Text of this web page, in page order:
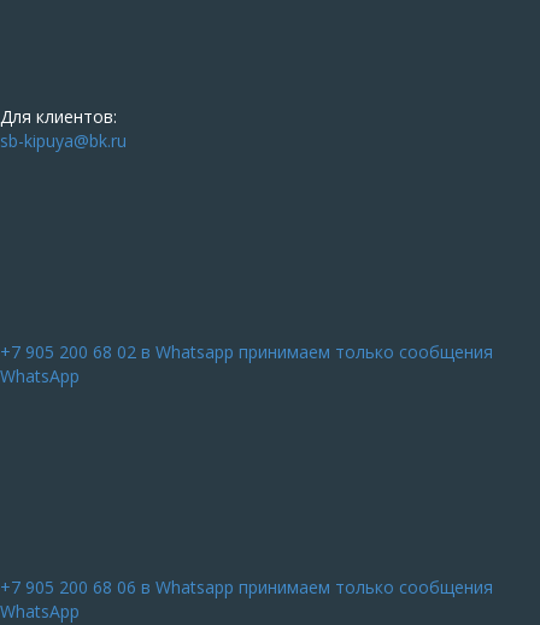
Для клиентов:
sb-kipuya@bk.ru
+7 905 200 68 02 в Whatsapp принимаем только сообщения
WhatsApp
+7 905 200 68 06 в Whatsapp принимаем только сообщения
WhatsApp